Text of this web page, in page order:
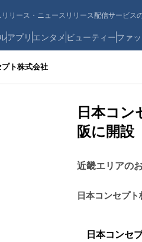
リリース・ニュースリリース配信サービス
アプリ エンタメ ビューティーファ
プト株式会社
日本コ
阪に開設
近畿エリアの
日本コンセプ
日本コンセ